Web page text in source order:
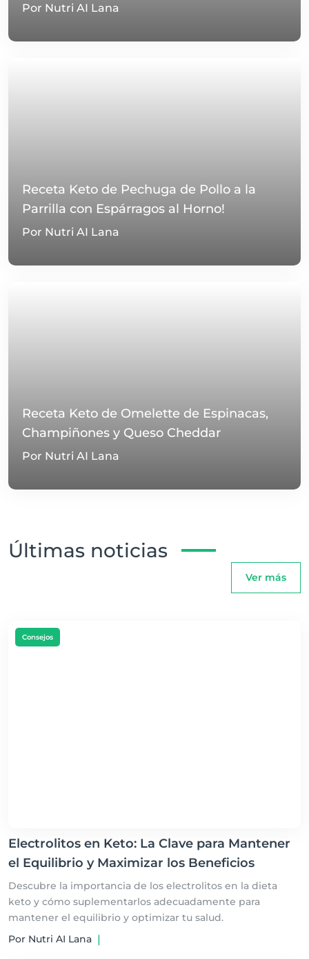
Por Nutri AI Lana
Receta Keto de Pechuga de Pollo a la
Parrilla con Espárragos al Horno!
Por Nutri AI Lana
Receta Keto de Omelette de Espinacas,
Champiñones y Queso Cheddar
Por Nutri AI Lana
Últimas noticias
Ver más
Consejos
Electrolitos en Keto: La Clave para Mantener
el Equilibrio y Maximizar los Beneficios
Descubre la importancia de los electrolitos en la dieta
keto y cómo suplementarlos adecuadamente para
mantener el equilibrio y optimizar tu salud.
Por Nutri AI Lana |